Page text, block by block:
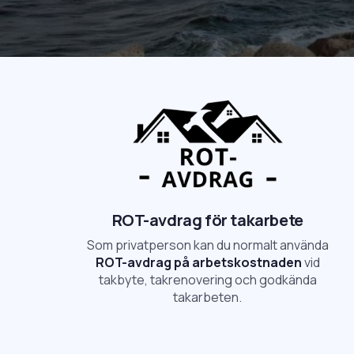
ROT-avdrag för takarbete
Som privatperson kan du normalt använda
ROT-avdrag på arbetskostnadenvid
takbyte, takrenovering och godkända
takarbeten.